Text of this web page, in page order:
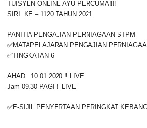
TUISYEN ONLINE AYU PERCUMA‼️‼️
SIRI KE – 1120 TAHUN 2021
PANITIA PENGAJIAN PERNIAGAAN STPM
✅MATAPELAJARAN PENGAJIAN
✅TINGKATAN 6
AHAD 10.01.2020 ‼️ LIVE
Jam 09.30 PAGI ‼️ LIVE
✅E-SIJIL PENYERTAAN PERINGKAT